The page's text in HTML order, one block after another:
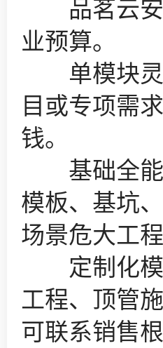
品茗云安
业预算。
单模块灵
目或专项需
钱。
基础全能
模板、基坑
场景危大工
定制化模
工程、顶管
可联系销售